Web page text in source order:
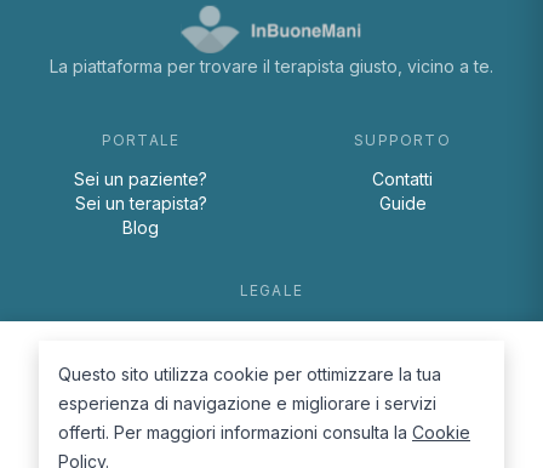
La piattaforma per trovare il terapista giusto, vicino a te.
PORTALE
Sei un paziente?
Sei un terapista?
Blog
SUPPORTO
Contatti
Guide
LEGALE
Cookie Policy
Questo sito utilizza cookie per ottimizzare la tua
esperienza di navigazione e migliorare i servizi
offerti. Per maggiori informazioni consulta la Cookie
Policy.